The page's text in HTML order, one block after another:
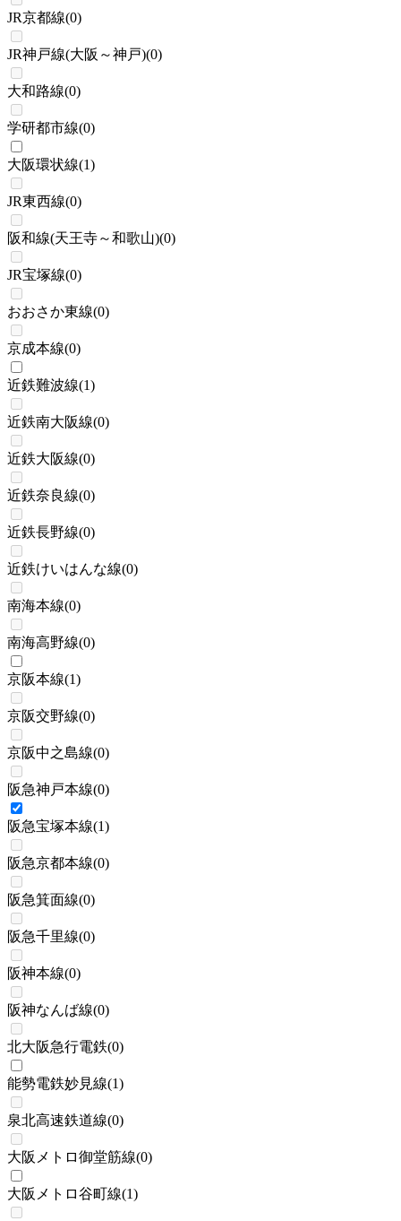
JR京都線(0)
JR神戸線(大阪～神戸)(0)
大和路線(0)
学研都市線(0)
大阪環状線(1)
JR東西線(0)
阪和線(天王寺～和歌山)(0)
JR宝塚線(0)
おおさか東線(0)
京成本線(0)
近鉄難波線(1)
近鉄南大阪線(0)
近鉄大阪線(0)
近鉄奈良線(0)
近鉄長野線(0)
近鉄けいはんな線(0)
南海本線(0)
南海高野線(0)
京阪本線(1)
京阪交野線(0)
京阪中之島線(0)
阪急神戸本線(0)
阪急宝塚本線(1)
阪急京都本線(0)
阪急箕面線(0)
阪急千里線(0)
阪神本線(0)
阪神なんば線(0)
北大阪急行電鉄(0)
能勢電鉄妙見線(1)
泉北高速鉄道線(0)
大阪メトロ御堂筋線(0)
大阪メトロ谷町線(1)